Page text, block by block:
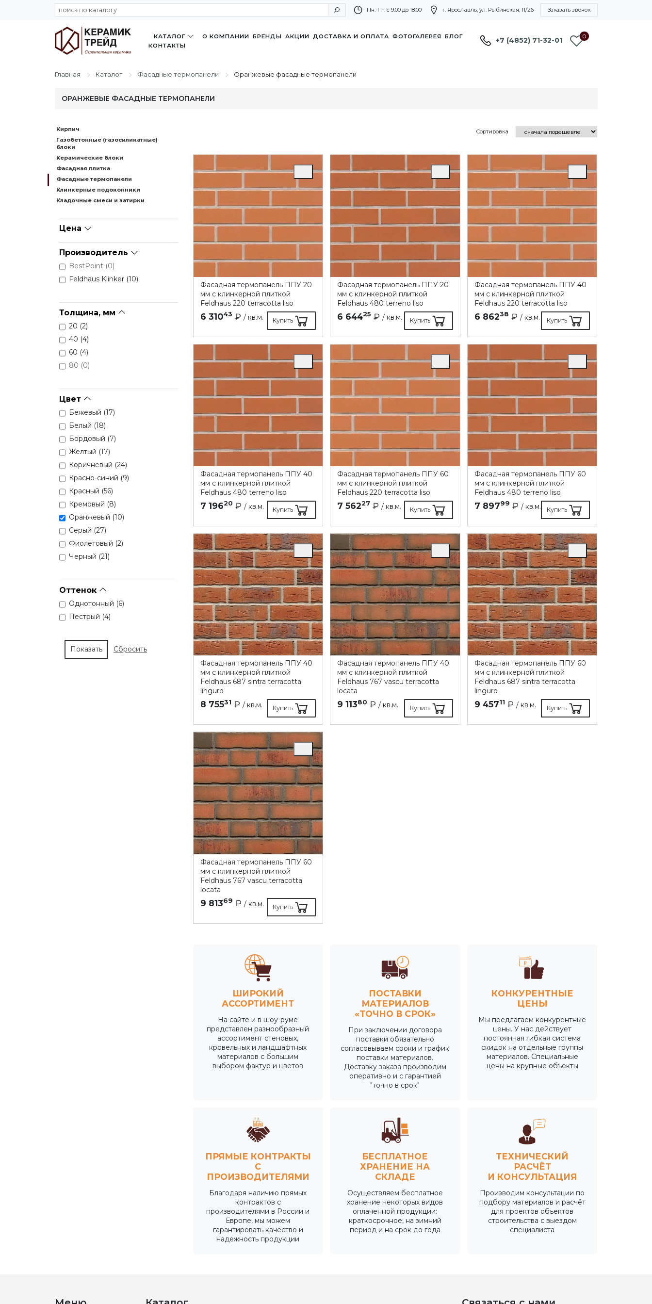
Пн.-Пт. с 9:00 до 18:00 г. Ярославль, ул. Рыбинская, 11/26 Заказать звонок
КАТАЛОГ О КОМПАНИИ БРЕНДЫ АКЦИИ ДОСТАВКА И ОПЛАТА ФОТОГАЛЕРЕЯ БЛОГ
КОНТАКТЫ
+7 (4852) 71-32-01 0
Главная Каталог Фасадные термопанели Оранжевые фасадные термопанели
ОРАНЖЕВЫЕ ФАСАДНЫЕ ТЕРМОПАНЕЛИ
Кирпич
Газобетонные (газосиликатные)
блоки
Керамические блоки
Фасадная плитка
Фасадные термопанели
Клинкерные подоконники
Кладочные смеси и затирки
Цена
Производитель
BestPoint (0)
Feldhaus Klinker (10)
Толщина, мм
20 (2)
40 (4)
60 (4)
80 (0)
Цвет
Бежевый (17)
Белый (18)
Бордовый (7)
Желтый (17)
Коричневый (24)
Красно-синий (9)
Красный (56)
Кремовый (8)
Оранжевый (10)
Серый (27)
Фиолетовый (2)
Черный (21)
Оттенок
Однотонный (6)
Пестрый (4)
Сортировка
Фасадная термопанель ППУ 20
мм с клинкерной плиткой
Feldhaus 220 terracotta liso
6 31043 ₽ / кв.м. Купить
Фасадная термопанель ППУ 20
мм с клинкерной плиткой
Feldhaus 480 terreno liso
6 64425 ₽/ кв.м. Купить
Фасадная термопанель ППУ 40
мм с клинкерной плиткой
Feldhaus 220 terracotta liso
6 86238 ₽ / кв.м. Купить
Фасадная термопанель ППУ 40
мм с клинкерной плиткой
Feldhaus 480 terreno liso
7 19620 ₽ / кв.м. Купить
Фасадная термопанель ППУ 60
мм с клинкерной плиткой
Feldhaus 220 terracotta liso
7 56227 ₽/ кв.м. Купить
Фасадная термопанель ППУ 60
мм с клинкерной плиткой
Feldhaus 480 terreno liso
7 89799 ₽ / кв.м. Купить
Фасадная термопанель ППУ 40
мм с клинкерной плиткой
Feldhaus 687 sintra terracotta
linguro
8 75531 ₽ / кв.м. Купить
Фасадная термопанель ППУ 40
мм с клинкерной плиткой
Feldhaus 767 vascu terracotta
locata
9 11380 ₽/ кв.м. Купить
Фасадная термопанель ППУ 60
мм с клинкерной плиткой
Feldhaus 687 sintra terracotta
linguro
9 45711 ₽ / кв.м. Купить
Фасадная термопанель ППУ 60
мм с клинкерной плиткой
Feldhaus 767 vascu terracotta
locata
9 81369 ₽ / кв.м. Купить
ШИРОКИЙ
АССОРТИМЕНТ
На сайте и в шоу-руме
представлен разнообразный
ассортимент стеновых,
кровельных и ландшафтных
материалов с большим
выбором фактур и цветов
ПОСТАВКИ
МАТЕРИАЛОВ
«ТОЧНО В СРОК»
При заключении договора
поставки обязательно
согласовываем сроки и график
поставки материалов.
Доставку заказа производим
оперативно и с гарантией
"точно в срок"
КОНКУРЕНТНЫЕ
ЦЕНЫ
Мы предлагаем конкурентные
цены. У нас действует
постоянная гибкая система
скидок на отдельные группы
материалов. Специальные
цены на крупные объекты
ПРЯМЫЕ КОНТРАКТЫ
С
ПРОИЗВОДИТЕЛЯМИ
Благодаря наличию прямых
контрактов с
производителями в России и
Европе, мы можем
гарантировать качество и
надежность продукции
БЕСПЛАТНОЕ
ХРАНЕНИЕ НА
СКЛАДЕ
Осуществляем бесплатное
хранение некоторых видов
оплаченной продукции:
краткосрочное, на зимний
период и на срок до года
ТЕХНИЧЕСКИЙ
РАСЧЁТ
И КОНСУЛЬТАЦИЯ
Производим консультации по
подбору материалов и расчёт
для проектов объектов
строительства с выездом
специалиста